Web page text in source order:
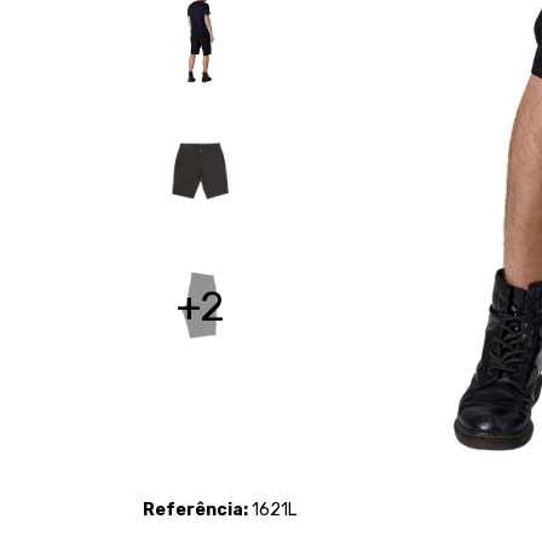
+2
Referência:1621L